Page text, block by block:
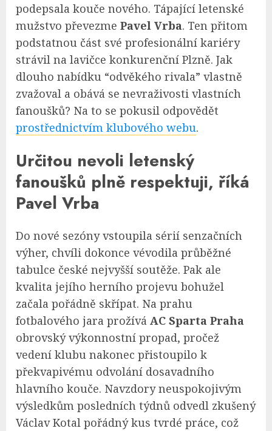
podepsala kouče nového. Tápající letenské
mužstvo převezme Pavel Vrba. Ten přitom
podstatnou část své profesionální kariéry
strávil na lavičce konkurenční Plzně. Jak
dlouho nabídku “odvěkého rivala” vlastně
zvažoval a obává se nevraživosti vlastních
fanoušků? Na to se pokusil odpovědět
prostřednictvím klubového webu.
Určitou nevoli letenský
fanoušků plně respektuji, říká
Pavel Vrba
Do nové sezóny vstoupila sérií senzačních
výher, chvíli dokonce vévodila průběžné
tabulce české nejvyšší soutěže. Pak ale
kvalita jejího herního projevu bohužel
začala pořádně skřípat. Na prahu
fotbalového jara prožívá AC Sparta Praha
obrovský výkonnostní propad, pročež
vedení klubu nakonec přistoupilo k
překvapivému odvolání dosavadního
hlavního kouče. Navzdory neuspokojivým
výsledkům posledních týdnů odvedl zkušený
Václav Kotal pořádný kus tvrdé práce, což